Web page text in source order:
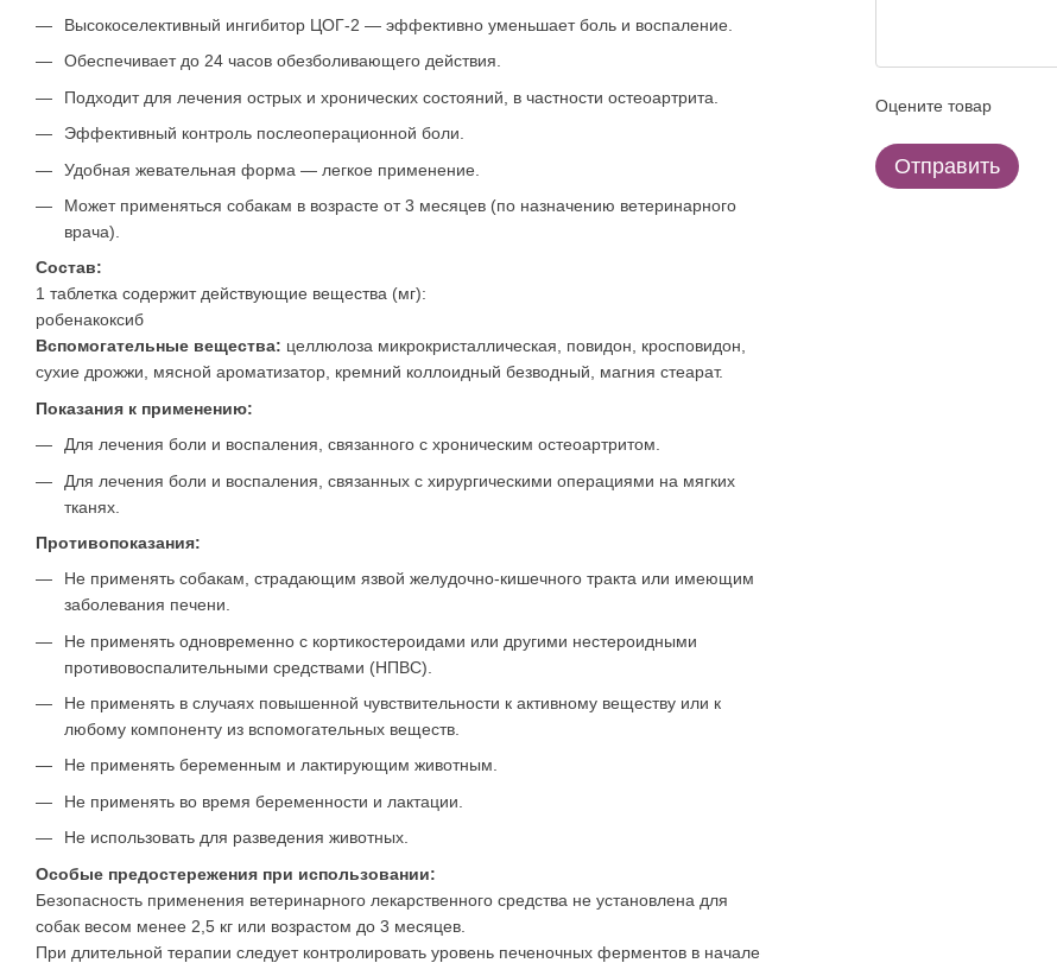
Высокоселективный ингибитор ЦОГ-2 — эффективно уменьшает боль и воспаление.
Обеспечивает до 24 часов обезболивающего действия.
Подходит для лечения острых и хронических состояний, в частности остеоартрита.
Эффективный контроль послеоперационной боли.
Удобная жевательная форма — легкое применение.
Может применяться собакам в возрасте от 3 месяцев (по назначению ветеринарного
врача).
Состав:
1 таблетка содержит действующие вещества (мг):
робенакоксиб
Вспомогательные вещества: целлюлоза микрокристаллическая, повидон, кросповидон,
сухие дрожжи, мясной ароматизатор, кремний коллоидный безводный, магния стеарат.
Показания к применению:
Для лечения боли и воспаления, связанного с хроническим остеоартритом.
Для лечения боли и воспаления, связанных с хирургическими операциями на мягких
тканях.
Противопоказания:
Не применять собакам, страдающим язвой желудочно-кишечного тракта или имеющим
заболевания печени.
Не применять одновременно с кортикостероидами или другими нестероидными
противовоспалительными средствами (НПВС).
Не применять в случаях повышенной чувствительности к активному веществу или к
любому компоненту из вспомогательных веществ.
Не применять беременным и лактирующим животным.
Не применять во время беременности и лактации.
Не использовать для разведения животных.
Особые предостережения при использовании:
Безопасность применения ветеринарного лекарственного средства не установлена для
собак весом менее 2,5 кг или возрастом до 3 месяцев.
При длительной терапии следует контролировать уровень печеночных ферментов в начале
Оцените товар
Отправить